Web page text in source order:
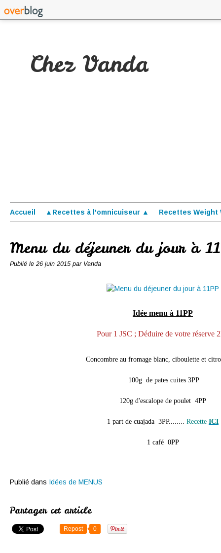
Chez Vanda
Accueil ▲Recettes à l'omnicuiseur ▲ Recettes Weight
Menu du déjeuner du jour à
Publié le 26 juin 2015 par Vanda
Idée menu à 11PP
Pour 1 JSC ; Déduire de votre réserve
Concombre au fromage blanc, ciboulette et
100g de pates cuites 3PP
120g d'escalope de poulet 4PP
1 part de cuajada 3PP........ Recette ICI
1 café 0PP
Publié dans Idées de MENUS
Partager cet article
Repost 0